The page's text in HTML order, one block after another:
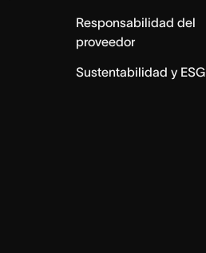
Responsabilidad del
proveedor
Sustentabilidad y ESG